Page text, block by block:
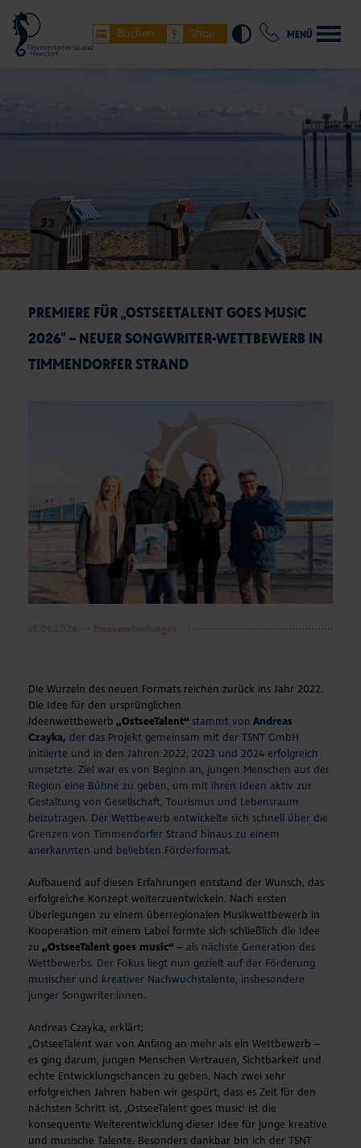
Buchen Shop MENÜ
PREMIERE FÜR „OSTSEETALENT GOES MUSIC
2026“ – NEUER SONGWRITER-WETTBEWERB IN
TIMMENDORFER STRAND
Die Wurzeln des neuen Formats reichen zurück ins Jahr 2022.
Die Idee für den ursprünglichen
Ideenwettbewerb „OstseeTalent“ stammt von Andreas
Czayka, der das Projekt gemeinsam mit der TSNT GmbH
initiierte und in den Jahren 2022, 2023 und 2024 erfolgreich
umsetzte. Ziel war es von Beginn an, jungen Menschen aus der
Region eine Bühne zu geben, um mit ihren Ideen aktiv zur
Gestaltung von Gesellschaft, Tourismus und Lebensraum
beizutragen. Der Wettbewerb entwickelte sich schnell über die
Grenzen von Timmendorfer Strand hinaus zu einem
anerkannten und beliebten Förderformat.
Aufbauend auf diesen Erfahrungen entstand der Wunsch, das
erfolgreiche Konzept weiterzuentwickeln. Nach ersten
Überlegungen zu einem überregionalen Musikwettbewerb in
Kooperation mit einem Label formte sich schließlich die Idee
zu „OstseeTalent goes music“ – als nächste Generation des
Wettbewerbs. Der Fokus liegt nun gezielt auf der Förderung
musischer und kreativer Nachwuchstalente, insbesondere
junger Songwriter:innen.
Andreas Czayka, erklärt:
„OstseeTalent war von Anfang an mehr als ein Wettbewerb –
es ging darum, jungen Menschen Vertrauen, Sichtbarkeit und
echte Entwicklungschancen zu geben. Nach zwei sehr
erfolgreichen Jahren haben wir gespürt, dass es Zeit für den
nächsten Schritt ist. ‚OstseeTalent goes music‘ ist die
konsequente Weiterentwicklung dieser Idee für junge kreative
und musische Talente. Besonders dankbar bin ich der TSNT